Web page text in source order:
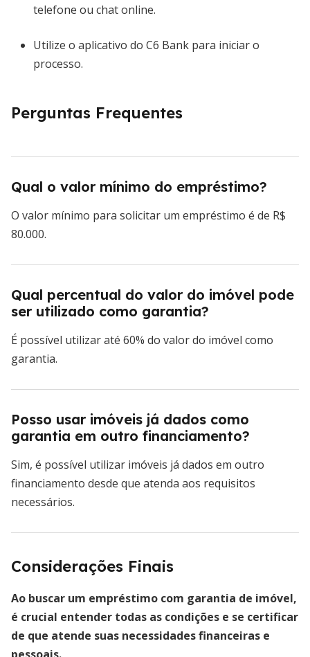
telefone ou chat online.
Utilize o aplicativo do C6 Bank para iniciar o
processo.
Perguntas Frequentes
Qual o valor mínimo do empréstimo?
O valor mínimo para solicitar um empréstimo é de R$
80.000.
Qual percentual do valor do imóvel pode
ser utilizado como garantia?
É possível utilizar até 60% do valor do imóvel como
garantia.
Posso usar imóveis já dados como
garantia em outro financiamento?
Sim, é possível utilizar imóveis já dados em outro
financiamento desde que atenda aos requisitos
necessários.
Considerações Finais
Ao buscar um empréstimo com garantia de imóvel,
é crucial entender todas as condições e se certificar
de que atende suas necessidades financeiras e